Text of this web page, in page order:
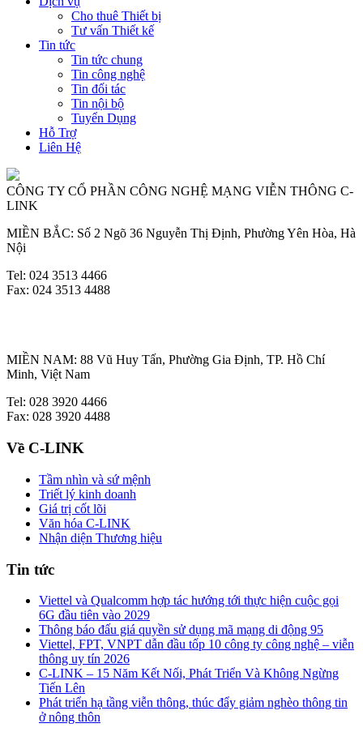
Cho thuê Thiết bị
Tư vấn Thiết kế
Tin tức
Tin tức chung
Tin công nghệ
Tin đối tác
Tin nội bộ
Tuyển Dụng
Hỗ Trợ
Liên Hệ
CÔNG TY CỔ PHẦN CÔNG NGHỆ MẠNG VIỄN THÔNG C-
LINK
MIỀN BẮC: Số 2 Ngõ 36 Nguyễn Thị Định, Phường Yên Hòa, Hà
Nội
Tel: 024 3513 4466
Fax: 024 3513 4488
MIỀN NAM: 88 Vũ Huy Tấn, Phường Gia Định, TP. Hồ Chí
Minh, Việt Nam
Tel: 028 3920 4466
Fax: 028 3920 4488
Về C-LINK
Tầm nhìn và sứ mệnh
Triết lý kinh doanh
Giá trị cốt lõi
Văn hóa C-LINK
Nhận diện Thương hiệu
Tin tức
Viettel và Qualcomm hợp tác hướng tới thực hiện cuộc gọi
6G đầu tiên vào 2029
Thông báo đấu giá quyền sử dụng mã mạng di động 95
Viettel, FPT, VNPT dẫn đầu tốp 10 công ty công nghệ – viễn
thông uy tín 2026
C-LINK – 15 Năm Kết Nối, Phát Triển Và Không Ngừng
Tiến Lên
Phát triển hạ tầng viễn thông, thúc đẩy giảm nghèo thông tin
ở nông thôn